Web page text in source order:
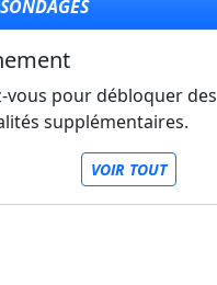
vous pour débloquer des
supplémentaires.
VOIR TOUT